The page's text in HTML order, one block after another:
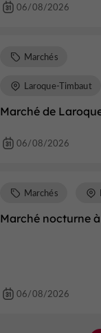
06/08/2026
Marché de
Marchés
Laroque-Timbaut
06/08/2026
Marché nocturne
Marchés
06/08/2026